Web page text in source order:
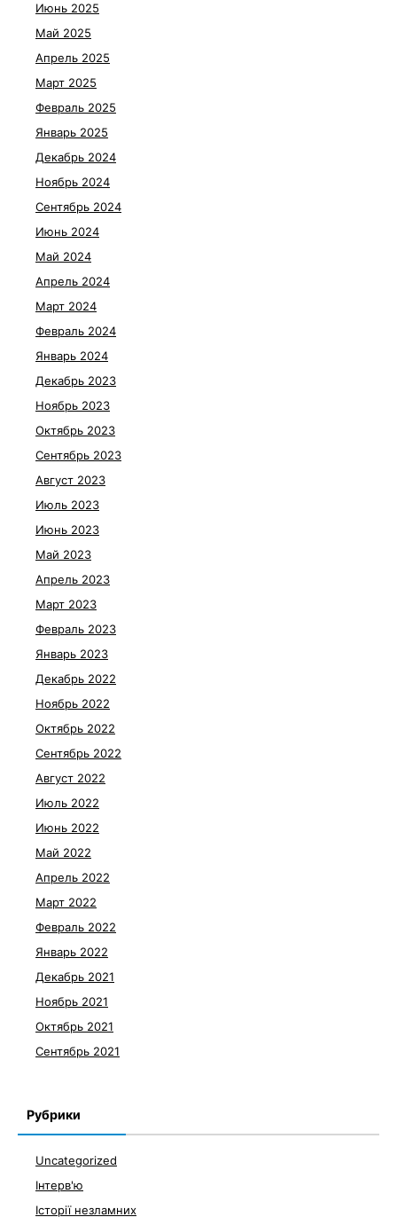
Июнь 2025
Май 2025
Апрель 2025
Март 2025
Февраль 2025
Январь 2025
Декабрь 2024
Ноябрь 2024
Сентябрь 2024
Июнь 2024
Май 2024
Апрель 2024
Март 2024
Февраль 2024
Январь 2024
Декабрь 2023
Ноябрь 2023
Октябрь 2023
Сентябрь 2023
Август 2023
Июль 2023
Июнь 2023
Май 2023
Апрель 2023
Март 2023
Февраль 2023
Январь 2023
Декабрь 2022
Ноябрь 2022
Октябрь 2022
Сентябрь 2022
Август 2022
Июль 2022
Июнь 2022
Май 2022
Апрель 2022
Март 2022
Февраль 2022
Январь 2022
Декабрь 2021
Ноябрь 2021
Октябрь 2021
Сентябрь 2021
Рубрики
Uncategorized
Інтерв'ю
Історії незламних